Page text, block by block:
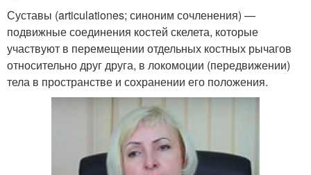
Суставы (articulationes; синоним сочленения) —
подвижные соединения костей скелета, которые
участвуют в перемещении отдельных костных рычагов
относительно друг друга, в локомоции (передвижении)
тела в пространстве и сохранении его положения.